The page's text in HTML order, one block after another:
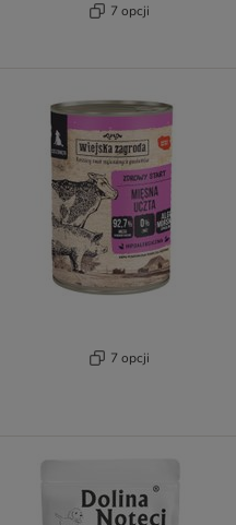
7 opcji
7 opcji